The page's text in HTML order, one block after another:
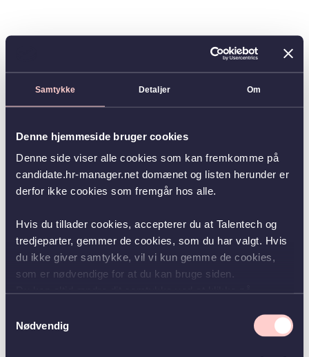
Samtykke Detaljer Om
Denne hjemmeside bruger cookies
Denne side viser alle cookies som kan fremkomme på
candidate.hr-manager.net domænet og listen herunder er
derfor ikke cookies som fremgår hos alle.
Hvis du tillader cookies, accepterer du at Talentech og
tredjeparter, gemmer de cookies, som du har valgt. Hvis
du ikke giver samtykke, vil vi kun gemme de cookies,
som er nødvendige for at du kan bruge siden.
Nødvendig